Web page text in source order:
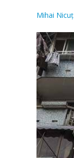
Mihai Nicuț